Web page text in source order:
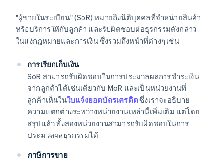
"ผู้ขายในระเบียน" (SoR) หมายถึงนิติบุคคลที่จำหน่ายสินค้า
หรือบริการให้กับลูกค้า และรับผิดชอบต่อธุรกรรมดังกล่าว
ในแง่กฎหมายและการเงิน ซึ่งรวมถึงหน้าที่ต่างๆ เช่น
การเรียกเก็บเงิน
SoR สามารถรับผิดชอบในการประมวลผลการชำระเงิน
จากลูกค้าได้เช่นเดียวกับ MoR และเป็นหน่วยงานที่
ลูกค้าเห็นในใบแจ้งยอดบัตรเครดิตซึ่งเราจะอธิบาย
ความแตกต่างระหว่างหน่วยงานเหล่านี้เพิ่มเติม แต่โดย
สรุปแล้ว ทั้งสองหน่วยงานสามารถรับผิดชอบในการ
ประมวลผลธุรกรรมได้
ภาษีการขาย